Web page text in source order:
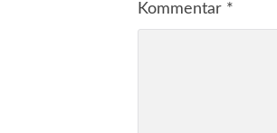
Kommentar *